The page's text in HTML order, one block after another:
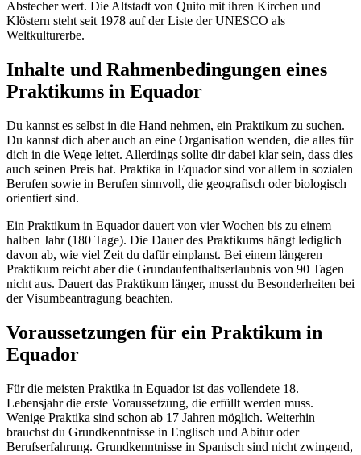
Abstecher wert. Die Altstadt von Quito mit ihren Kirchen und
Klöstern steht seit 1978 auf der Liste der UNESCO als
Weltkulturerbe.
Inhalte und Rahmenbedingungen eines
Praktikums in Equador
Du kannst es selbst in die Hand nehmen, ein Praktikum zu suchen.
Du kannst dich aber auch an eine Organisation wenden, die alles für
dich in die Wege leitet. Allerdings sollte dir dabei klar sein, dass dies
auch seinen Preis hat. Praktika in Equador sind vor allem in sozialen
Berufen sowie in Berufen sinnvoll, die geografisch oder biologisch
orientiert sind.
Ein Praktikum in Equador dauert von vier Wochen bis zu einem
halben Jahr (180 Tage). Die Dauer des Praktikums hängt lediglich
davon ab, wie viel Zeit du dafür einplanst. Bei einem längeren
Praktikum reicht aber die Grundaufenthaltserlaubnis von 90 Tagen
nicht aus. Dauert das Praktikum länger, musst du Besonderheiten bei
der Visumbeantragung beachten.
Voraussetzungen für ein Praktikum in
Equador
Für die meisten Praktika in Equador ist das vollendete 18.
Lebensjahr die erste Voraussetzung, die erfüllt werden muss.
Wenige Praktika sind schon ab 17 Jahren möglich. Weiterhin
brauchst du Grundkenntnisse in Englisch und Abitur oder
Berufserfahrung. Grundkenntnisse in Spanisch sind nicht zwingend,